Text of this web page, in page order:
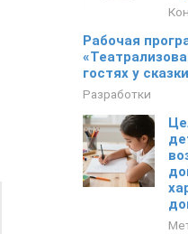
Рабочая
гостях у
Разработки